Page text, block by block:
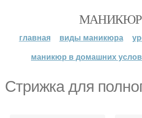
МАНИКЮР
главная виды маникюра
маникюр в домашних
Стрижка для